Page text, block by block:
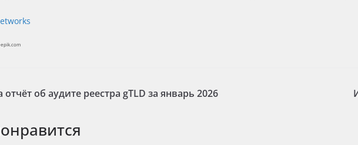
об аудите реестра gTLD за январь 2026